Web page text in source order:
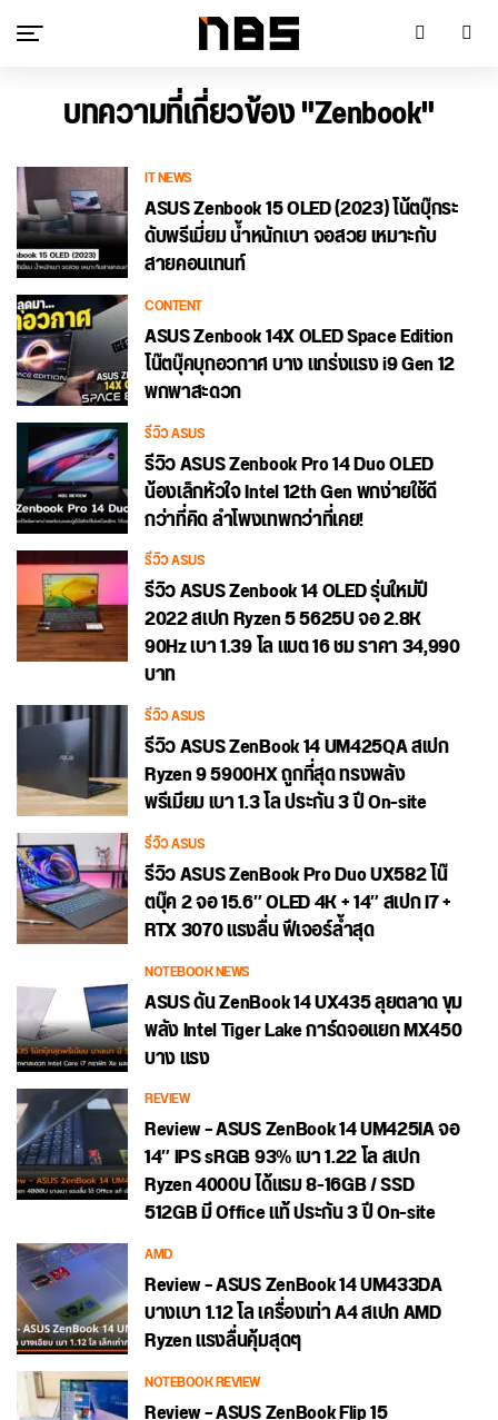
บทความที่เกี่ยวข้อง "Zenbook"
IT NEWS
ASUS Zenbook 15 OLED (2023) โน้ตบุ๊กระ
ดับพรีเมี่ยม น้ำหนักเบา จอสวย เหมาะกับ
สายคอนเทนท์
CONTENT
ASUS Zenbook 14X OLED Space Edition
โน๊ตบุ๊คบุกอวกาศ บาง แกร่งแรง i9 Gen 12
พกพาสะดวก
รีวิว ASUS
รีวิว ASUS Zenbook Pro 14 Duo OLED
น้องเล็กหัวใจ Intel 12th Gen พกง่ายใช้ดี
กว่าที่คิด ลำโพงเทพกว่าที่เคย!
รีวิว ASUS
รีวิว ASUS Zenbook 14 OLED รุ่นใหม่ปี
2022 สเปก Ryzen 5 5625U จอ 2.8K
90Hz เบา 1.39 โล แบต 16 ชม ราคา 34,990
บาท
รีวิว ASUS
รีวิว ASUS ZenBook 14 UM425QA สเปก
Ryzen 9 5900HX ถูกที่สุด ทรงพลัง
พรีเมียม เบา 1.3 โล ประกัน 3 ปี On-site
รีวิว ASUS
รีวิว ASUS ZenBook Pro Duo UX582 โน๊
ตบุ๊ค 2 จอ 15.6″ OLED 4K + 14″ สเปก I7 +
RTX 3070 แรงลื่น ฟีเจอร์ล้ำสุด
NOTEBOOK NEWS
ASUS ดัน ZenBook 14 UX435 ลุยตลาด ขุม
พลัง Intel Tiger Lake การ์ดจอแยก MX450
บาง แรง
REVIEW
Review – ASUS ZenBook 14 UM425IA จอ
14″ IPS sRGB 93% เบา 1.22 โล สเปก
Ryzen 4000U ได้แรม 8-16GB / SSD
512GB มี Office แท้ ประกัน 3 ปี On-site
AMD
Review – ASUS ZenBook 14 UM433DA
บางเบา 1.12 โล เครื่องเท่า A4 สเปก AMD
Ryzen แรงลื่นคุ้มสุดๆ
NOTEBOOK REVIEW
Review – ASUS ZenBook Flip 15